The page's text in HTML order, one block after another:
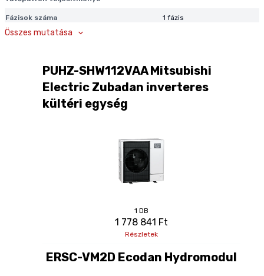
ecodanshop.hu - Minden Jog Fenntartva